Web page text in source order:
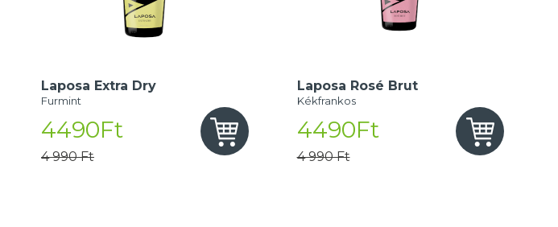
Laposa Extra Dry
Furmint
4490Ft
4 990 Ft
Laposa Rosé Brut
Kékfrankos
4490Ft
4 990 Ft